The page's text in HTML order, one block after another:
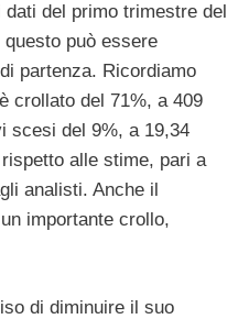
dati del primo trimestre del
può essere
partenza. Ricordiamo
è crollato del 71%, a 409
scesi del 9%, a 19,34
alle stime, pari a
analisti. Anche il
importante crollo,
di diminuire il suo